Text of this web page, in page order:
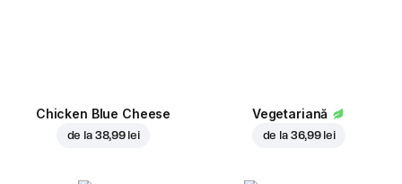
Chicken Blue Cheese
de la 38,99 lei
Vegetariană
de la 36,99 lei